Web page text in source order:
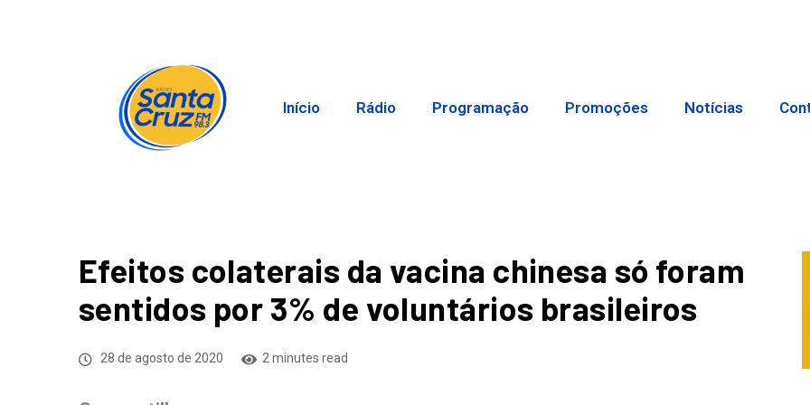
Início Rádio Programação Promoções Notícias
Efeitos colaterais da vacina chinesa só foram
sentidos por 3% de voluntários brasileiros
28 de agosto de 2020 2 minutes read